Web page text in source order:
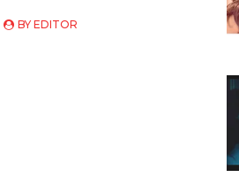
BY EDITOR